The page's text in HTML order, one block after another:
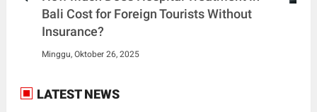
Bali Cost for Foreign Tourists Without
Insurance?
Minggu, Oktober 26, 2025
LATEST NEWS